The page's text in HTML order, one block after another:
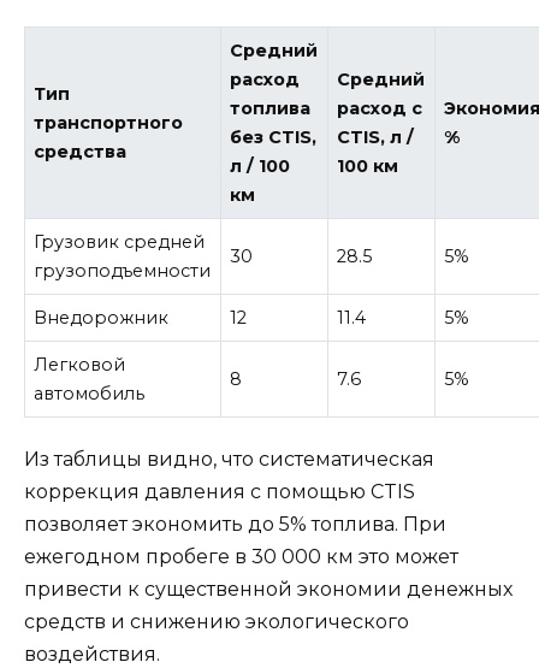
Тип
транспортного
средства
Средний
расход
топлива
без CTIS,
л / 100
км
Средний
расход с
CTIS, л /
100 км
%
Грузовик средней
грузоподъемности
30 28.5 5%
Внедорожник 12 11.4 5%
Легковой
автомобиль
8 7.6 5%
Из таблицы видно, что систематическая
коррекция давления с помощью CTIS
позволяет экономить до 5% топлива. При
ежегодном пробеге в 30 000 км это может
привести к существенной экономии денежных
средств и снижению экологического
воздействия.